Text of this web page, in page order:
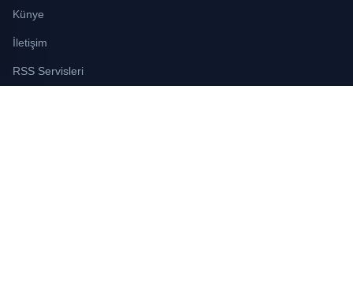
Künye
İletişim
RSS Servisleri